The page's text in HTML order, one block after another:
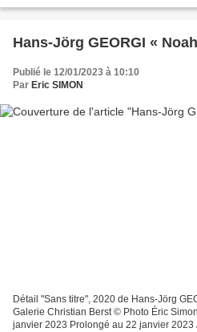
Hans-Jörg GEORGI «
Publié le 12/01/2023 à 10:10
Par Eric SIMON
Détail "Sans titre", 2020 de Hans-Jörg
Galerie Christian Berst © Photo Éric
janvier 2023 Prolongé au 22 janvier